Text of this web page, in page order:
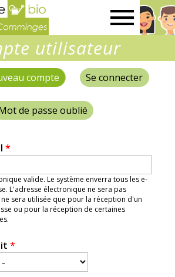
Jardins
du
Comminges
utilisateur
compte (onglet actif)
Se connecter
de passe oublié
*
valide. Le système enverra tous les e-
L'adresse électronique ne sera pas
sera utilisée que pour la réception d'un
ou pour la réception de certaines
*